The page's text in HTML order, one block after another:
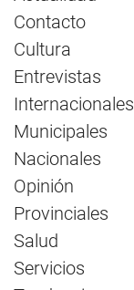
Contacto
Cultura
Entrevistas
Internacionales
Municipales
Nacionales
Opinión
Provinciales
Salud
Servicios